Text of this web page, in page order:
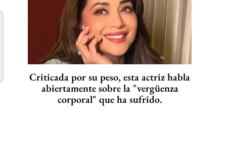
Criticada por su peso, esta actriz habla
abiertamente sobre la "vergüenza
corporal" que ha sufrido.